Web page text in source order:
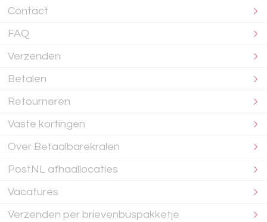
Contact
FAQ
Verzenden
Betalen
Retourneren
Vaste kortingen
Over Betaalbarekralen
PostNL afhaallocaties
Vacatures
Verzenden per brievenbuspakketje